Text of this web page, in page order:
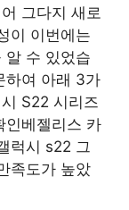
그다지 새로
이 이번에는
알 수 있었습
하여 아래 3가
S22 시리즈
인베젤리스 카
럭시 s22 그
족도가 높았